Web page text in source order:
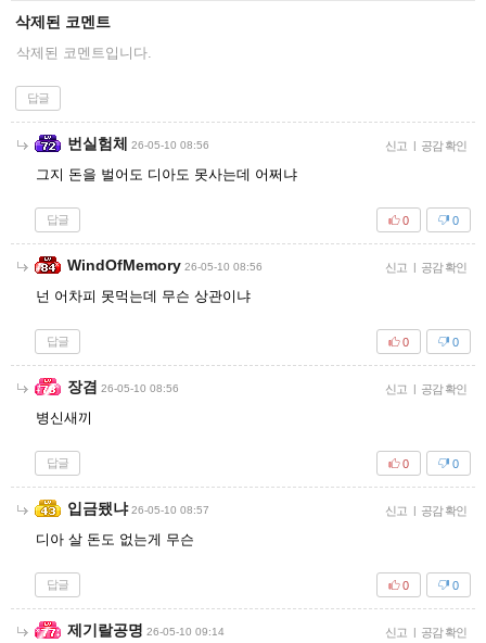
삭제된 코멘트
삭제된 코멘트입니다.
답글
번실험체 26-05-10 08:56 신고 | 공감 확인
그지 돈을 벌어도 디아도 못사는데 어쩌냐
답글 0
0
WindOfMemory 26-05-10 08:56 신고 | 공감 확인
넌 어차피 못먹는데 무슨 상관이냐
답글 0
0
장겸 26-05-10 08:56 신고 | 공감 확인
병신새끼
답글 0
0
입금됐냐 26-05-10 08:57 신고 | 공감 확인
디아 살 돈도 없는게 무슨
답글 0
0
제기랄공명 26-05-10 09:14 신고 | 공감 확인